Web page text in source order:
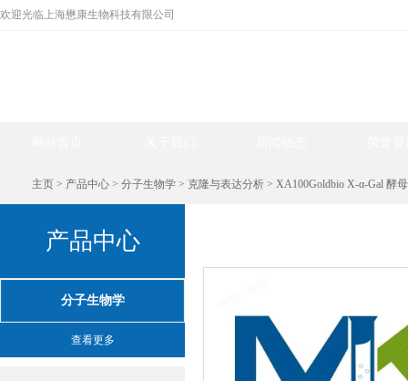
欢迎光临上海懋康生物科技有限公司
主页 > 产品中心 > 分子生物学 > 克隆与表达分析 > XA100Goldbio X-α-Gal 酵
产品中心
分子生物学
查看更多